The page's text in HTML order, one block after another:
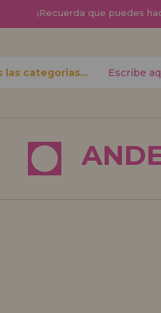
¡Recuerda que puedes
tus
estado
Todas las categorias